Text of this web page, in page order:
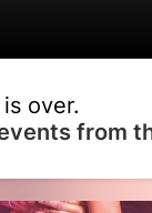
over.
from